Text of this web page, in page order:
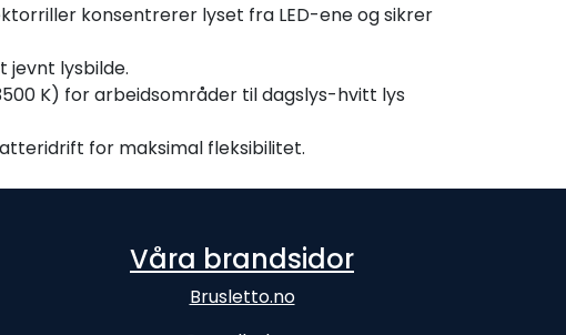
konsentrerer lyset fra LED-ene og sikrer
jevnt lysbilde.
K) for arbeidsområder til dagslys-hvitt lys
for maksimal fleksibilitet.
Våra brandsidor
Brusletto.no